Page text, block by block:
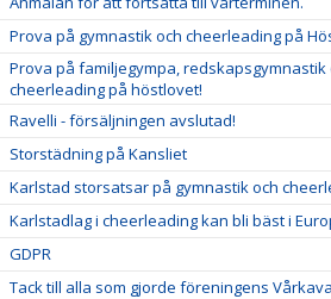
Prova på gymnastik och cheerleading på
Prova på familjegympa, redskapsgymnastik
cheerleading på höstlovet!
Ravelli - försäljningen avslutad!
Storstädning på Kansliet
Karlstad storsatsar på gymnastik och
Karlstadlag i cheerleading kan bli bäst i
GDPR
Tack till alla som gjorde föreningens